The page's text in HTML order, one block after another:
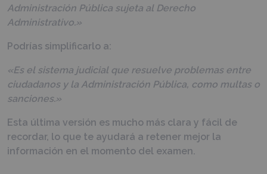
Administración Pública sujeta al Derecho
Administrativo.»
Podrías simplificarlo a:
«Es el sistema judicial que resuelve problemas entre
ciudadanos y la Administración Pública, como multas o
sanciones.»
Esta última versión es mucho más clara y fácil de
recordar, lo que te ayudará a retener mejor la
información en el momento del examen.